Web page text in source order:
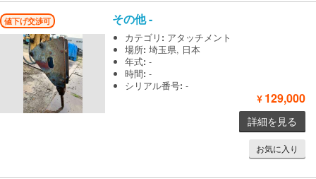
値下げ交渉可 その他-
カテゴリ : アタッチメント
場所:埼玉県, 日本
年式:-
時間:-
シリアル番号:-
¥ 129,000
詳細を見る
お気に入り